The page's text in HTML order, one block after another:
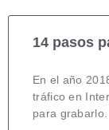
14 pasos
En el año
tráfico en
para grabarlo.